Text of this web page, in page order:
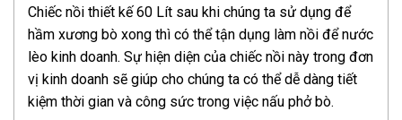
Chiếc nồi thiết kế 60 Lít sau khi chúng ta sử dụng để
hầm xương bò xong thì có thể tận dụng làm nồi để nước
lèo kinh doanh. Sự hiện diện của chiếc nồi này trong đơn
vị kinh doanh sẽ giúp cho chúng ta có thể dễ dàng tiết
kiệm thời gian và công sức trong việc nấu phở bò.